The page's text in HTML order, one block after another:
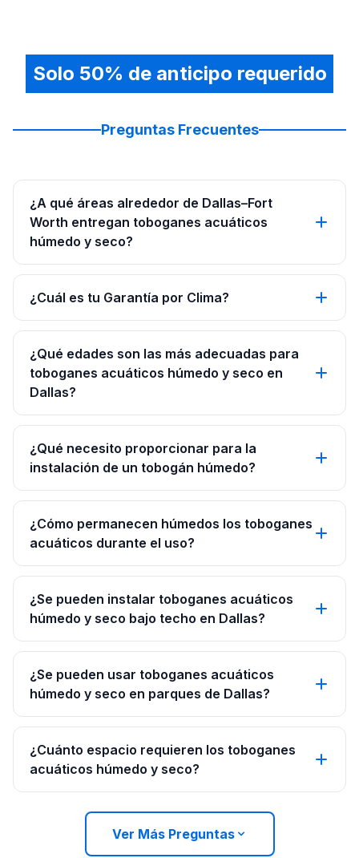
Solo 50% de anticipo requerido
Preguntas Frecuentes
¿A qué áreas alrededor de Dallas–Fort
Worth entregan toboganes acuáticos
húmedo y seco?
¿Cuál es tu Garantía por Clima?
¿Qué edades son las más adecuadas para
toboganes acuáticos húmedo y seco en
Dallas?
¿Qué necesito proporcionar para la
instalación de un tobogán húmedo?
¿Cómo permanecen húmedos los toboganes
acuáticos durante el uso?
¿Se pueden instalar toboganes acuáticos
húmedo y seco bajo techo en Dallas?
¿Se pueden usar toboganes acuáticos
húmedo y seco en parques de Dallas?
¿Cuánto espacio requieren los toboganes
acuáticos húmedo y seco?
Ver Más Preguntas